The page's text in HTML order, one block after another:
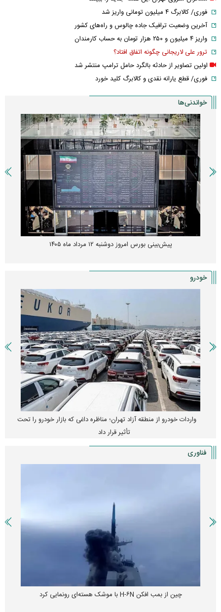
فوری/ کالابرگ ۴ میلیون تومانی واریز شد
آخرین وضعیت ترافیک جاده چالوس و راه‌های کشور
واریز ۴ میلیون و ۲۵۰ هزار تومان به حساب کارمندان
ترور علی لاریجانی چگونه اتفاق افتاد؟
اولین تصاویر از حادثه بالگرد حامل ترامپ منتشر شد
فوری/ قطع یارانه نقدی و کالابرگ کلید خورد
خواندنی‌ها
پیش‌بینی بورس امروز دوشنبه ۱۲ مرداد ماه ۱۴۰۵
خودرو
واردات خودرو از منطقه آزاد تهران؛ مناظره داغی که بازار خودرو را تحت
تأثیر قرار داد
فناوری
چین از بمب افکن H-۶N با موشک هسته‌ای رونمایی کرد